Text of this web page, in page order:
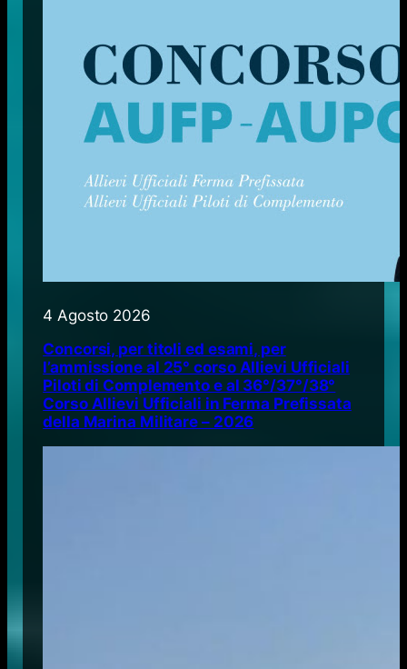
4 Agosto 2026
Concorsi, per titoli ed esami, per
l’ammissione al 25° corso Allievi Ufficiali
Piloti di Complemento e al 36°/37°/38°
Corso Allievi Ufficiali in Ferma Prefissata
della Marina Militare – 2026